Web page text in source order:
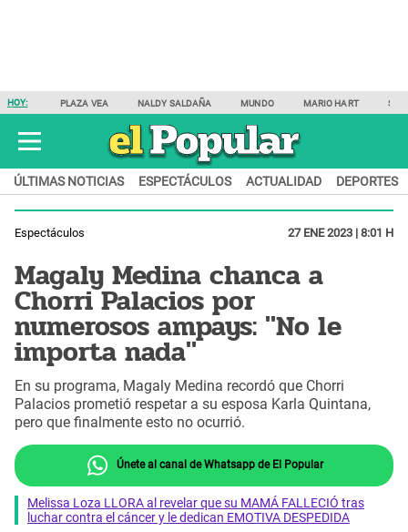
HOY: PLAZA VEA NALDY SALDAÑA MUNDO MARIO HART
ÚLTIMAS NOTICIAS ESPECTÁCULOS ACTUALIDAD DEPORTES
Espectáculos 27 ENE 2023 | 8:01 H
Magaly Medina chanca a
Chorri Palacios por
numerosos ampays: "No le
importa nada"
En su programa, Magaly Medina recordó que Chorri
Palacios prometió respetar a su esposa Karla Quintana,
pero que finalmente esto no ocurrió.
Únete al canal de Whatsapp de El Popular
Melissa Loza LLORA al revelar que su MAMÁ FALLECIÓ tras
luchar contra el cáncer y le dedican EMOTIVA DESPEDIDA